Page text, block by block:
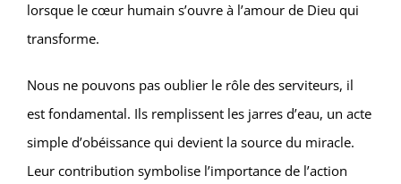
lorsque le cœur humain s’ouvre à l’amour de Dieu qui
transforme.
Nous ne pouvons pas oublier le rôle des serviteurs, il
est fondamental. Ils remplissent les jarres d’eau, un acte
simple d’obéissance qui devient la source du miracle.
Leur contribution symbolise l’importance de l’action